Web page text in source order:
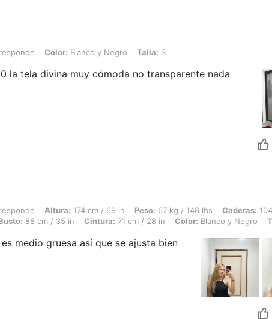
Color: Blanco y Negro, Talla: S
Color: Blanco y Negro Talla: S
la tela divina muy cómoda no transparente nada
Altura: 174 cm / 69 in, Peso: 67 kg / 148 lbs, Caderas: 104 cm / 41 in,
Altura: 174 cm / 69 in Peso: 67 kg / 148 lbs Caderas:
88 cm / 35 in Cintura: 71 cm / 28 in Color: Blanco y Negro
medio gruesa así que se ajusta bien